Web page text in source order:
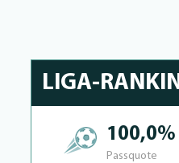
LIGA-
100,0%
Passquote